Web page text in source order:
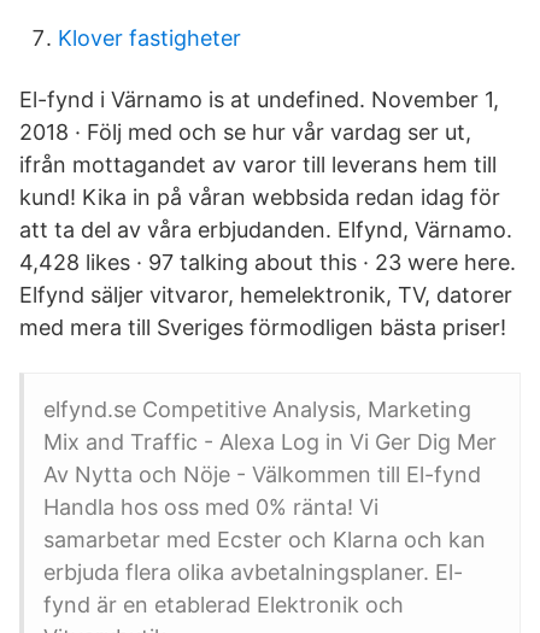
Klover fastigheter
El-fynd i Värnamo is at undefined. November 1,
2018 · Följ med och se hur vår vardag ser ut,
ifrån mottagandet av varor till leverans hem till
kund! Kika in på våran webbsida redan idag för
att ta del av våra erbjudanden. Elfynd, Värnamo.
4,428 likes · 97 talking about this · 23 were here.
Elfynd säljer vitvaror, hemelektronik, TV, datorer
med mera till Sveriges förmodligen bästa priser!
elfynd.se Competitive Analysis, Marketing
Mix and Traffic - Alexa Log in Vi Ger Dig Mer
Av Nytta och Nöje - Välkommen till El-fynd
Handla hos oss med 0% ränta! Vi
samarbetar med Ecster och Klarna och kan
erbjuda flera olika avbetalningsplaner. El-
fynd är en etablerad Elektronik och